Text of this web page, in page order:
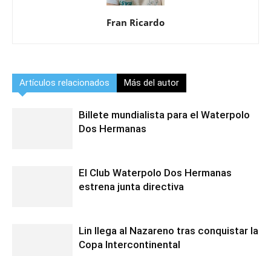
Fran Ricardo
Artículos relacionados Más del autor
Billete mundialista para el Waterpolo
Dos Hermanas
El Club Waterpolo Dos Hermanas
estrena junta directiva
Lin llega al Nazareno tras conquistar la
Copa Intercontinental